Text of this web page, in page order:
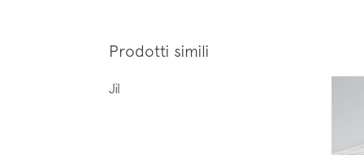
Prodotti simili
Jil